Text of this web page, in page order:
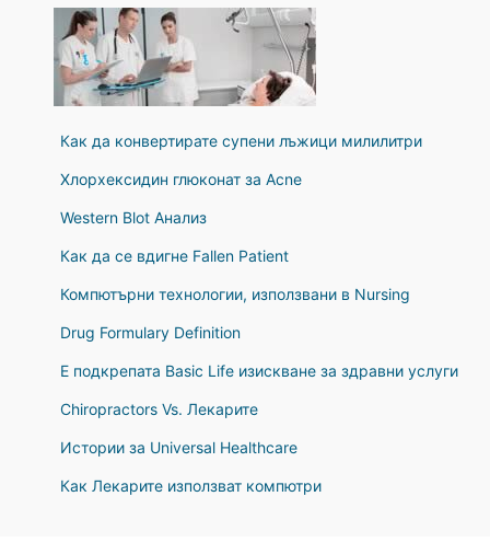
Как да конвертирате супени лъжици милилитри
Хлорхексидин глюконат за Acne
Western Blot Анализ
Как да се вдигне Fallen Patient
Компютърни технологии, използвани в Nursing
Drug Formulary Definition
Е подкрепата Basic Life изискване за здравни услуги
Chiropractors Vs. Лекарите
Истории за Universal Healthcare
Как Лекарите използват компютри